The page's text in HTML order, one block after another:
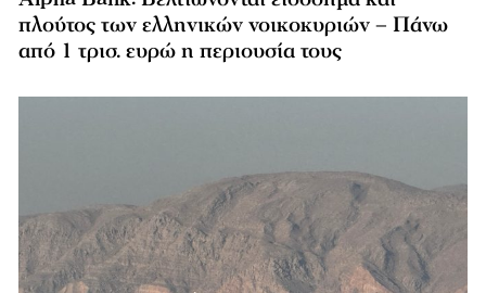
πλούτος των ελληνικών νοικοκυριών – Πάνω
από 1 τρισ. ευρώ η περιουσία τους